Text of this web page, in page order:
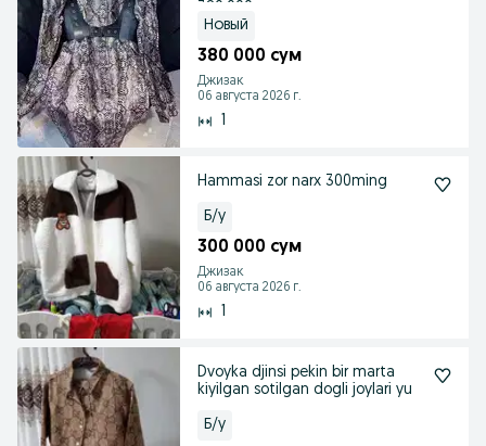
Новый
380 000 сум
Джизак
06 августа 2026 г.
1
Hammasi zor narx 300ming
Б/у
300 000 сум
Джизак
06 августа 2026 г.
1
Dvoyka djinsi pekin bir marta
kiyilgan sotilgan dogli joylari yu
Б/у